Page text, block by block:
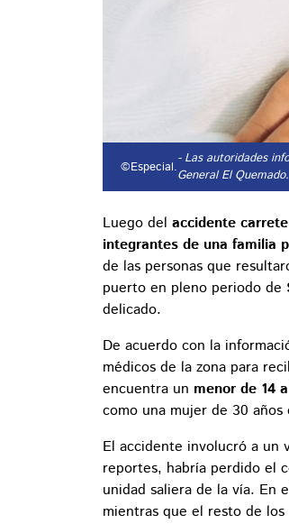
©Especial.- Las autoridades
General El Quemado.
Luego del accidente
integrantes de una familia
de las personas que
puerto en pleno periodo de
delicado.
De acuerdo con la
médicos de la zona para
encuentra un menor de 14
como una mujer de 30 años
El accidente involucró a un
reportes, habría perdido el
unidad saliera de la vía. En
mientras que el resto de